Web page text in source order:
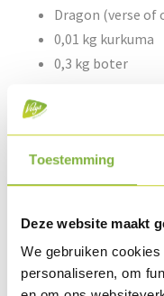
Toestemming
Deze website maakt
We gebruiken
personaliseren, om
Dragon (verse of
0,01 kg kurkuma
0,3 kg boter
6,5 kg snijbonen
6,5 kg fijne
2 kg rode ui
5 l demi-
Peper & zout